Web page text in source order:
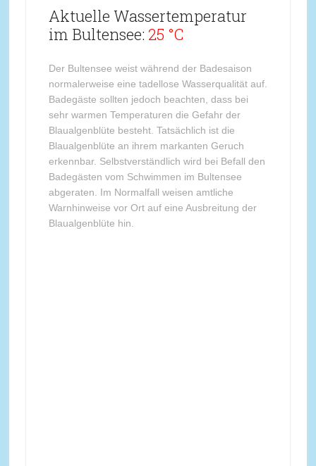
Aktuelle Wassertemperatur
im Bultensee: 25 °C
Der Bultensee weist während der Badesaison
normalerweise eine tadellose Wasserqualität auf.
Badegäste sollten jedoch beachten, dass bei
sehr warmen Temperaturen die Gefahr der
Blaualgenblüte besteht. Tatsächlich ist die
Blaualgenblüte an ihrem markanten Geruch
erkennbar. Selbstverständlich wird bei Befall den
Badegästen vom Schwimmen im Bultensee
abgeraten. Im Normalfall weisen amtliche
Warnhinweise vor Ort auf eine Ausbreitung der
Blaualgenblüte hin.